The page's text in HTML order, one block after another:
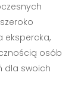
ekspercka,
osób
dla swoich